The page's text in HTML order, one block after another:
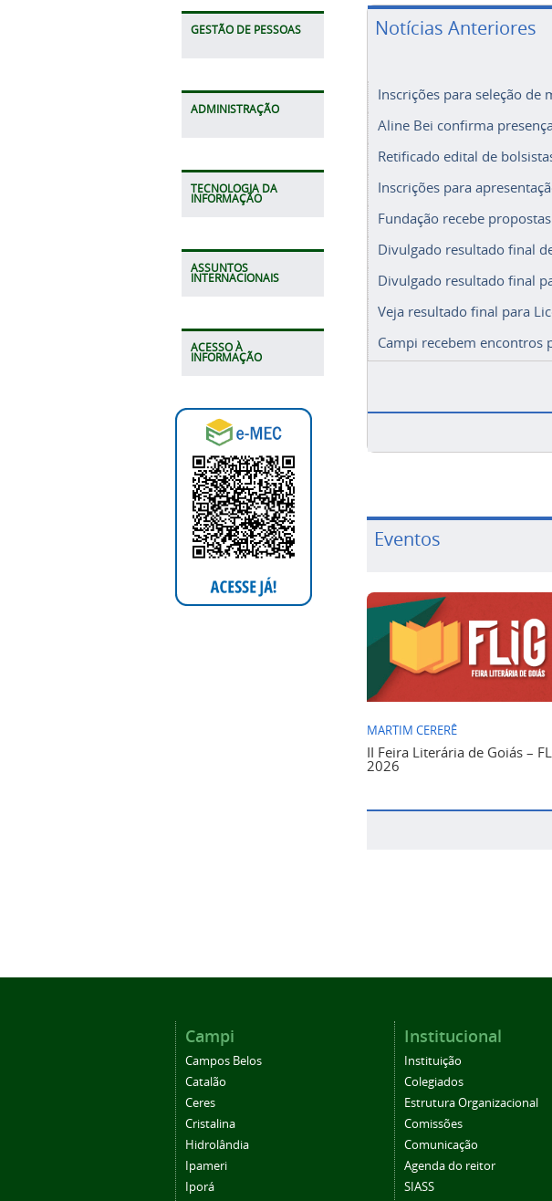
GESTÃO DE PESSOAS
ADMINISTRAÇÃO
TECNOLOGIA DA
INFORMAÇÃO
ASSUNTOS
INTERNACIONAIS
ACESSO À
INFORMAÇÃO
Notícias Anteriores
Inscrições para seleção
Aline Bei confirma
Retificado edital de
Inscrições para
Fundação recebe
Divulgado resultado final
Divulgado resultado final
Veja resultado final para
Campi recebem encontros
Eventos
MARTIM CERERÊ
II Feira Literária de Goiás –
2026
Campi
Campos Belos
Catalão
Ceres
Cristalina
Hidrolândia
Ipameri
Iporá
Institucional
Instituição
Colegiados
Estrutura Organizacional
Comissões
Comunicação
Agenda do reitor
SIASS